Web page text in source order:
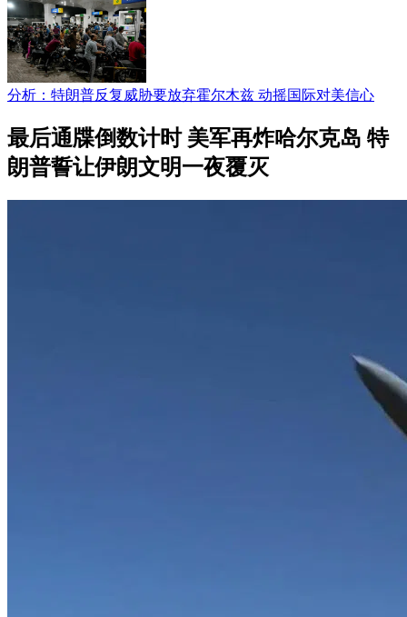
分析：特朗普反复威胁要放弃霍尔木兹 动摇国际对美信心
最后通牒倒数计时 美军再炸哈尔克岛 特
朗普誓让伊朗文明一夜覆灭